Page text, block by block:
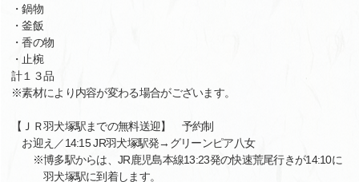
・鍋物
・釜飯
・香の物
・止椀
計１３品
※素材により内容が変わる場合がございます。
【ＪＲ羽犬塚駅までの無料送迎】 予約制
お迎え／14:15 JR羽犬塚駅発→グリーンピア八女
※博多駅からは、JR鹿児島本線13:23発の快速荒尾行きが14:10に
羽犬塚駅に到着します。